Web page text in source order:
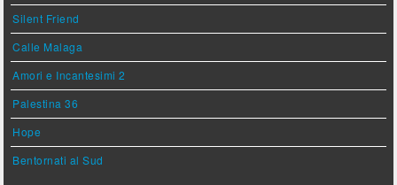
Silent Friend
Calle Malaga
Amori e Incantesimi 2
Palestina 36
Hope
Bentornati al Sud